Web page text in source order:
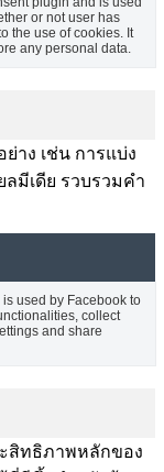
or not user has
the use of cookies. It
any personal data.
าง เช่น การแบ่ง
มีเดีย รวบรวมคำ
used by Facebook to
collect
and share
สิทธิภาพหลักของ